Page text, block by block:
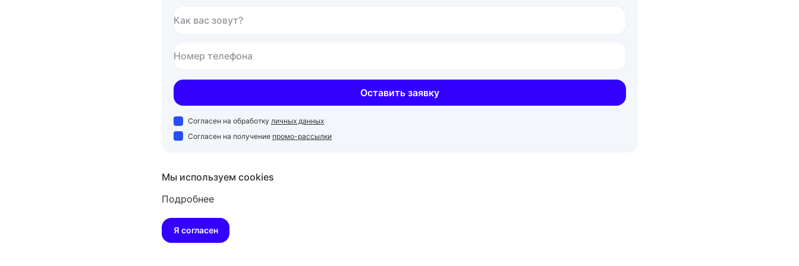
Как вас зовут?
Номер телефона
Оставить заявку
Согласен на обработку личных данных
Согласен на получение промо-рассылки
Мы используем cookies
Подробнее
Я согласен